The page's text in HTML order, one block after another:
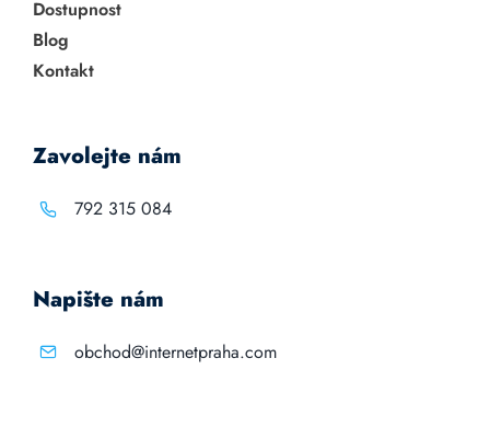
Dostupnost
Blog
Kontakt
Zavolejte nám
792 315 084
Napište nám
obchod@internetpraha.com